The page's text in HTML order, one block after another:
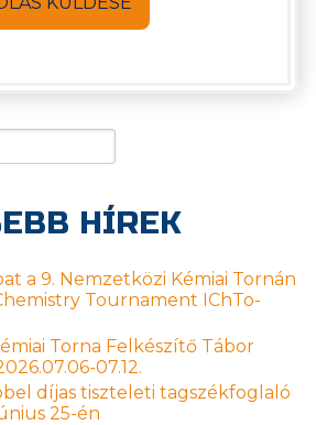
HÍREK
a 9. Nemzetközi Kémiai Tornán
Tournament IChTo-
Torna Felkészítő Tábor
07.12.
díjas tiszteleti tagszékfoglaló
25-én